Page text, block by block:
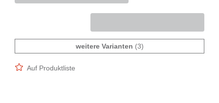
weitere Varianten (3)
Auf Produktliste